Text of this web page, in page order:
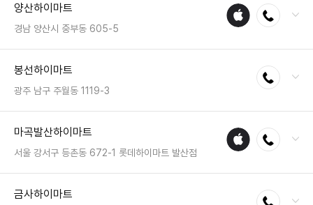
팩스 : 050-2222-0384
영업시간 : 금일 10:30~20:30
양산하이마트
경남 양산시 중부동 605-5
애플
수리
전화연결
팩스 : 050-2222-1749
영업시간 : 금일 10:30~20:30
봉선하이마트
광주 남구 주월동 1119-3
전화연결
팩스 : 050-2222-1556
영업시간 : 금일 10:30~20:30
마곡발산하이마트
서울 강서구 등촌동 672-1 롯데하이마트 발산점
애플
수리
전화연결
팩스 : 050-2222-0385
금사하이마트 전화연결